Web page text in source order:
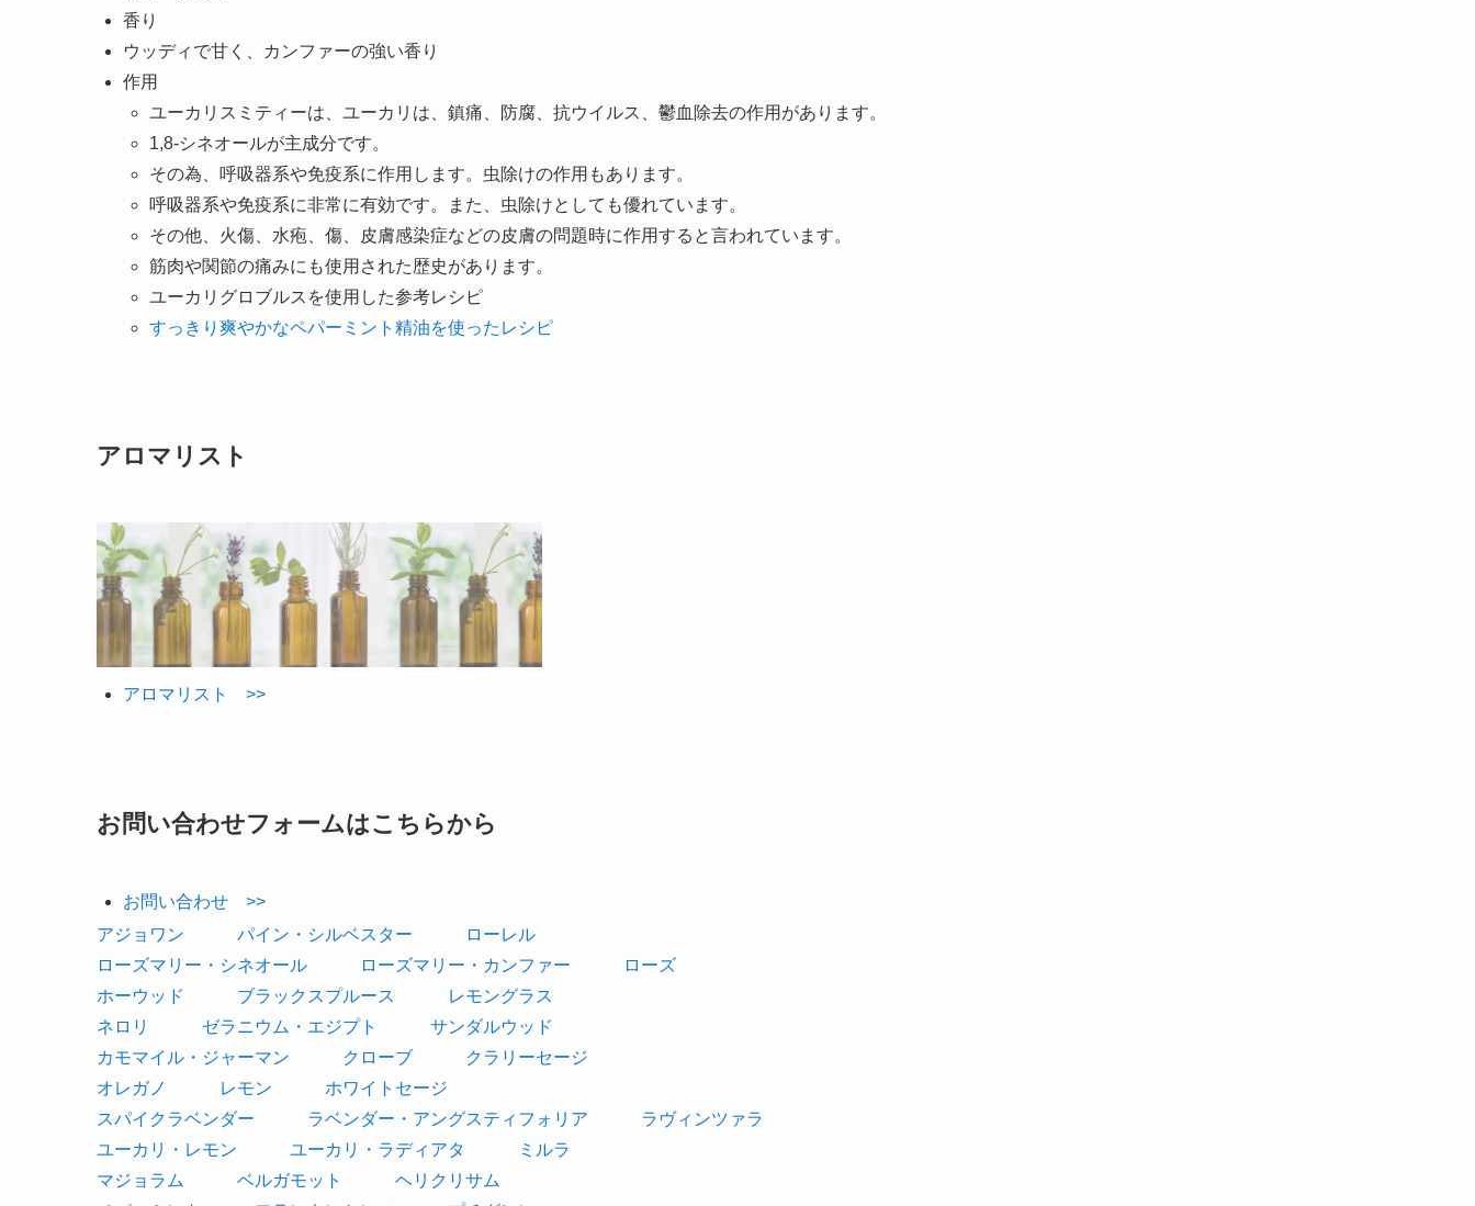
香り
ウッディで甘く、カンファーの強い香り
作用
ユーカリスミティーは、ユーカリは、鎮痛、防腐、抗ウイルス、鬱血除去の作用があります。
1,8-シネオールが主成分です。
その為、呼吸器系や免疫系に作用します。虫除けの作用もあります。
呼吸器系や免疫系に非常に有効です。また、虫除けとしても優れています。
その他、火傷、水疱、傷、皮膚感染症などの皮膚の問題時に作用すると言われています。
筋肉や関節の痛みにも使用された歴史があります。
ユーカリグロブルスを使用した参考レシピ
すっきり爽やかなペパーミント精油を使ったレシピ
アロマリスト
アロマリスト >>
お問い合わせフォームはこちらから
お問い合わせ >>
アジョワン
パイン・シルベスター
ローレル
ローズマリー・シネオール
ローズマリー・カンファー
ローズ
ホーウッド
ブラックスプルース
レモングラス
ネロリ
ゼラニウム・エジプト
サンダルウッド
カモマイル・ジャーマン
クローブ
クラリーセージ
オレガノ
レモン
ホワイトセージ
スパイクラベンダー
ラベンダー・アングスティフォリア
ラヴィンツァラ
ユーカリ・レモン
ユーカリ・ラディアタ
ミルラ
マジョラム
ベルガモット
ヘリクリサム